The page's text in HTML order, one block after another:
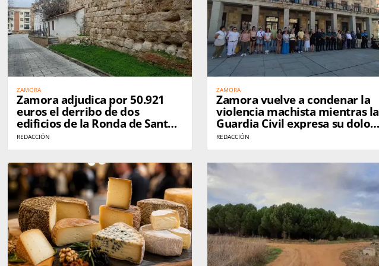
ZAMORA
Zamora adjudica por 50.921
euros el derribo de dos
edificios de la Ronda de Santa
Ana para ampliar la muralla
liberada
REDACCIÓN
ZAMORA
Zamora vuelve a condenar la
violencia machista mientras la
Guardia Civil expresa su dolor
por el asesinato de una
compañera
REDACCIÓN